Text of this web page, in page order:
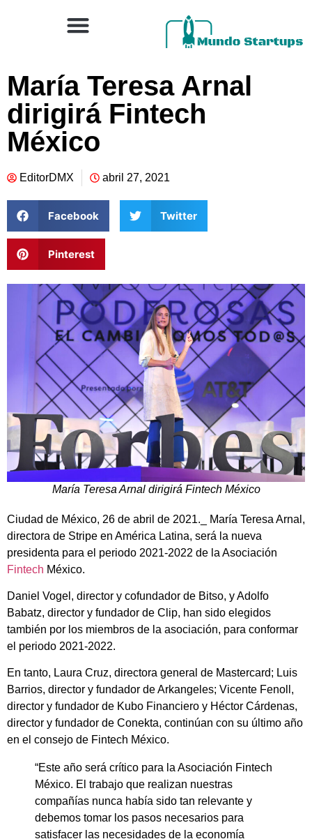
María Teresa Arnal
dirigirá Fintech
México
EditorDMX abril 27, 2021
Facebook Twitter
Pinterest
María Teresa Arnal dirigirá Fintech México
Ciudad de México, 26 de abril de 2021._ María Teresa Arnal,
directora de Stripe en América Latina, será la nueva
presidenta para el periodo 2021-2022 de la Asociación
Fintech México.
Daniel Vogel, director y cofundador de Bitso, y Adolfo
Babatz, director y fundador de Clip, han sido elegidos
también por los miembros de la asociación, para conformar
el periodo 2021-2022.
En tanto, Laura Cruz, directora general de Mastercard; Luis
Barrios, director y fundador de Arkangeles; Vicente Fenoll,
director y fundador de Kubo Financiero y Héctor Cárdenas,
director y fundador de Conekta, continúan con su último año
en el consejo de Fintech México.
“Este año será crítico para la Asociación Fintech
México. El trabajo que realizan nuestras
compañías nunca había sido tan relevante y
debemos tomar los pasos necesarios para
satisfacer las necesidades de la economía